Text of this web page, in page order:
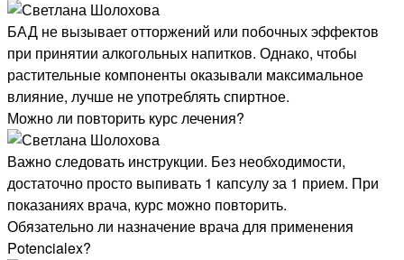
БАД не вызывает отторжений или побочных эффектов
при принятии алкогольных напитков. Однако, чтобы
растительные компоненты оказывали максимальное
влияние, лучше не употреблять спиртное.
Можно ли повторить курс лечения?
Важно следовать инструкции. Без необходимости,
достаточно просто выпивать 1 капсулу за 1 прием. При
показаниях врача, курс можно повторить.
Обязательно ли назначение врача для применения
Potencialex?